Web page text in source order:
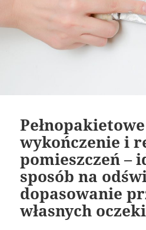
Pełnopakietowe
wykończenie i
pomieszczeń –
sposób na
dopasowanie
własnych